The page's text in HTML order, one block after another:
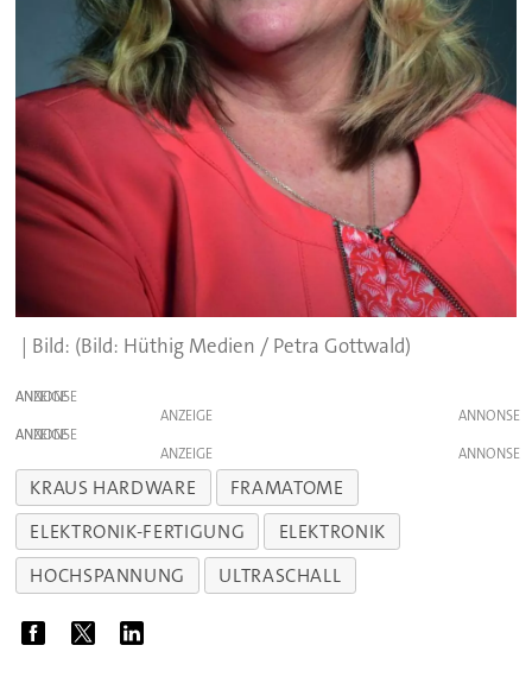
(Bild: Hüthig Medien / Petra Gottwald)
ANZEIGE
ANZEIGE
ANZEIGE
ANZEIGE
KRAUS HARDWARE
FRAMATOME
ELEKTRONIK-FERTIGUNG
ELEKTRONIK
HOCHSPANNUNG
ULTRASCHALL